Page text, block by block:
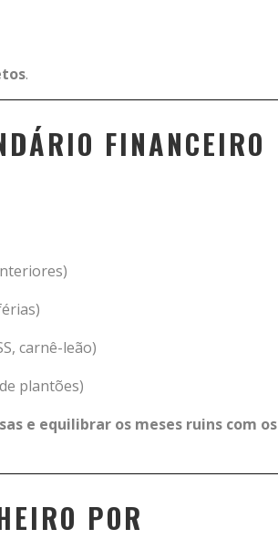
.
FINANCEIRO
carnê-leão)
plantões)
e equilibrar os meses ruins com os
POR